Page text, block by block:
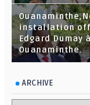
installation
Edgard Dumay
Ouanaminthe.
ARCHIVE